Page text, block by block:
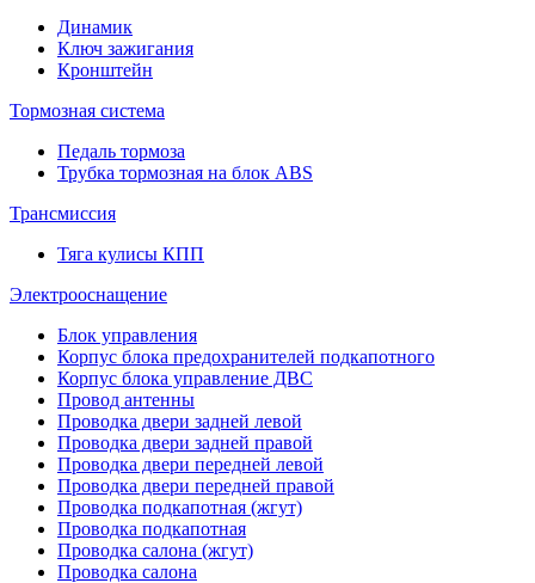
Динамик
Ключ зажигания
Кронштейн
Тормозная система
Педаль тормоза
Трубка тормозная на блок ABS
Трансмиссия
Тяга кулисы КПП
Электрооснащение
Блок управления
Корпус блока предохранителей подкапотного
Корпус блока управление ДВС
Провод антенны
Проводка двери задней левой
Проводка двери задней правой
Проводка двери передней левой
Проводка двери передней правой
Проводка подкапотная (жгут)
Проводка подкапотная
Проводка салона (жгут)
Проводка салона